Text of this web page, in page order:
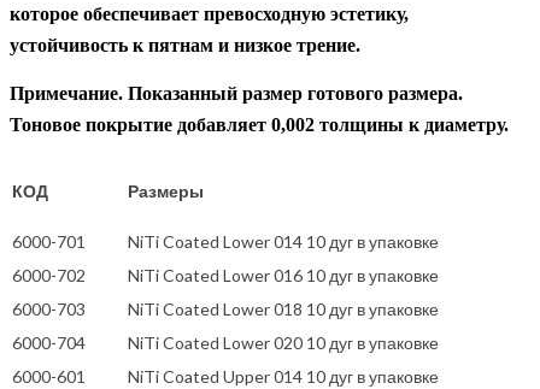
которое обеспечивает превосходную эстетику,
устойчивость к пятнам и низкое трение.
Примечание. Показанный размер готового размера.
Тоновое покрытие добавляет 0,002 толщины к диаметру.
КОД Размеры
6000-701 NiTi Coated Lower 014 10 дуг в упаковке
6000-702
NiTi Coated Lower 016 10 дуг в упаковке
6000-703
NiTi Coated Lower 018 10 дуг в упаковке
6000-704
NiTi Coated Lower 020 10 дуг в упаковке
6000-601
NiTi Coated Upper 014 10 дуг в упаковке